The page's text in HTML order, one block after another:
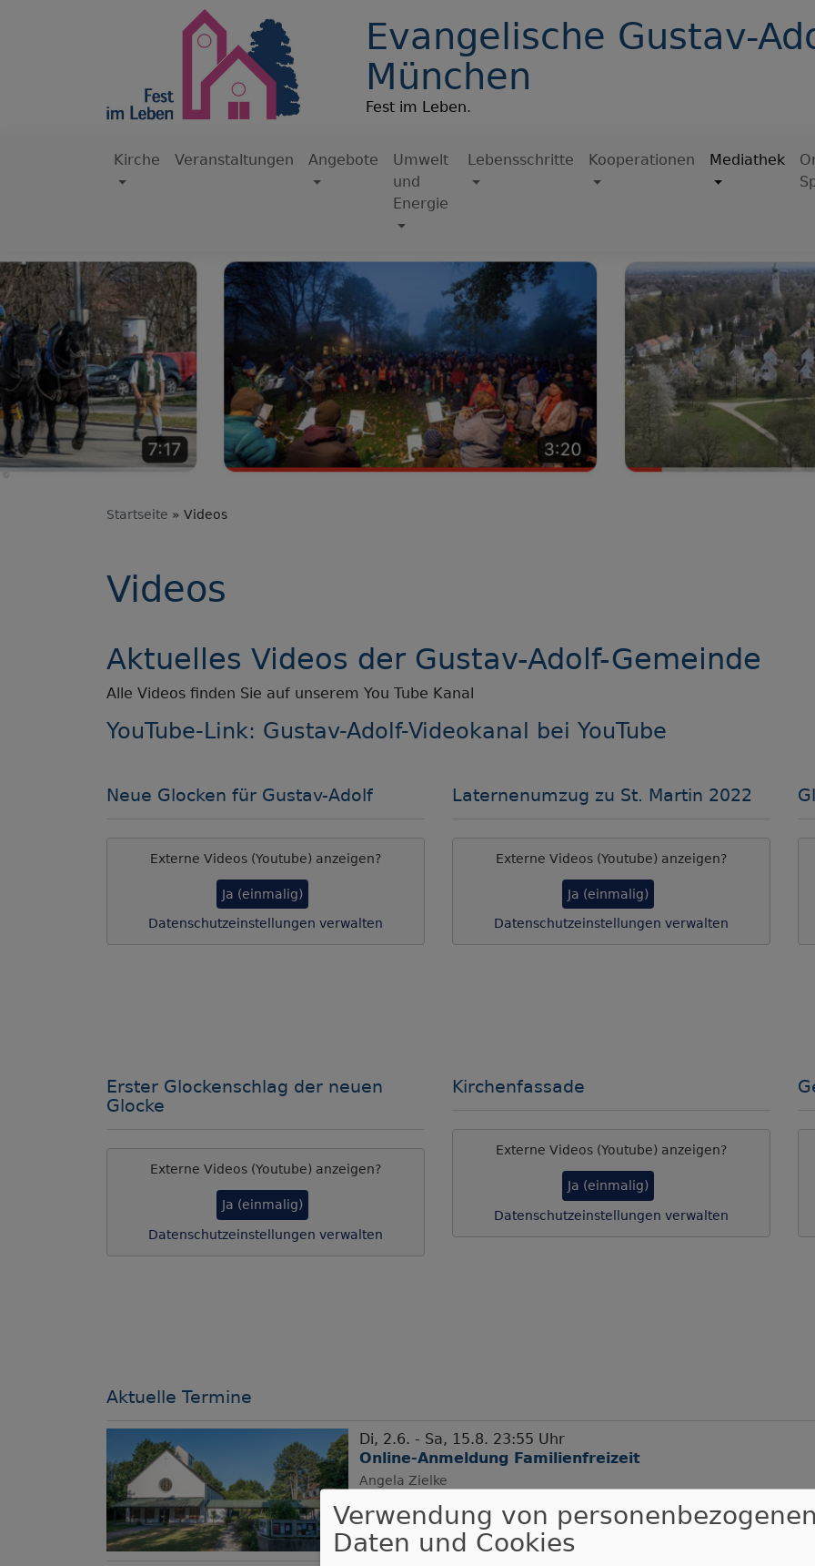
Evangelische Gustav-
München
Fest im Leben.
Kirche Veranstaltungen Angebote
Umwelt
und
Energie
Lebensschritte Kooperationen Mediathek
Startseite Videos
Videos
Aktuelles Videos der Gustav-Adolf-Gemeinde
Alle Videos finden Sie auf unserem You Tube Kanal
YouTube-Link: Gustav-Adolf-Videokanal bei YouTube
Neue Glocken für Gustav-Adolf
Externe Videos (Youtube) anzeigen?
Ja (einmalig)
Datenschutzeinstellungen verwalten
Laternenumzug zu St. Martin 2022
Externe Videos (Youtube) anzeigen?
Ja (einmalig)
Datenschutzeinstellungen verwalten
Erster Glockenschlag der neuen
Glocke
Externe Videos (Youtube) anzeigen?
Ja (einmalig)
Datenschutzeinstellungen verwalten
Kirchenfassade
Externe Videos (Youtube) anzeigen?
Ja (einmalig)
Datenschutzeinstellungen verwalten
Aktuelle Termine
Di, 2.6. - Sa, 15.8. 23:55 Uhr
Online-Anmeldung Familienfreizeit
Angela Zielke
Verwendung von personenbezogenen
Daten und Cookies